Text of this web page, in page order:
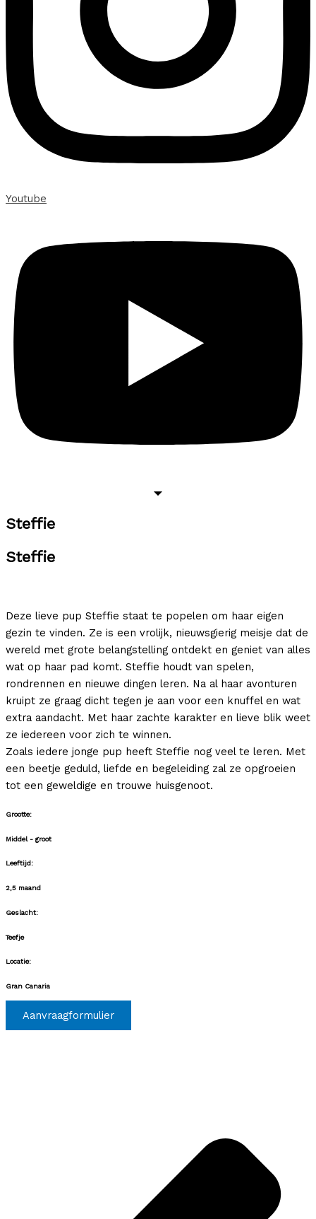
Youtube
Steffie
Steffie
Deze lieve pup Steffie staat te popelen om haar eigen
gezin te vinden. Ze is een vrolijk, nieuwsgierig meisje dat de
wereld met grote belangstelling ontdekt en geniet van alles
wat op haar pad komt. Steffie houdt van spelen,
rondrennen en nieuwe dingen leren. Na al haar avonturen
kruipt ze graag dicht tegen je aan voor een knuffel en wat
extra aandacht. Met haar zachte karakter en lieve blik weet
ze iedereen voor zich te winnen.
Zoals iedere jonge pup heeft Steffie nog veel te leren. Met
een beetje geduld, liefde en begeleiding zal ze opgroeien
tot een geweldige en trouwe huisgenoot.
Grootte:
Middel - groot
Leeftijd:
2,5 maand
Geslacht:
Teefje
Locatie:
Gran Canaria
Aanvraagformulier